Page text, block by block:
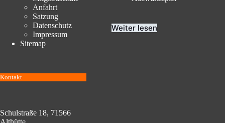
Anfahrt
Satzung
Datenschutz
Impressum
Sitemap
Weiter lesen
Kontakt
Schulstraße 18, 71566